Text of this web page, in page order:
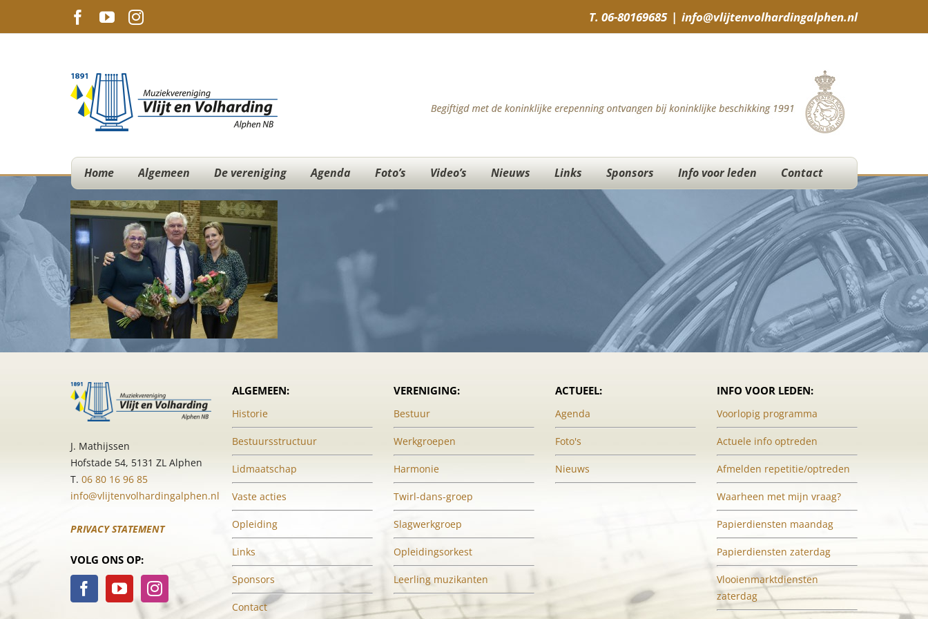
Facebook
YouTubeInstagram T. 06-80169685 | info@vlijtenvolhardingalphen.nl
Home Algemeen De vereniging Agenda Foto’s Video’s Nieuws Links Sponsors Info voor leden Contact
J. Mathijssen
Hofstade 54, 5131 ZL Alphen
T. 06 80 16 96 85
info@vlijtenvolhardingalphen.nl
PRIVACY STATEMENT
VOLG ONS OP:
ALGEMEEN:
Historie
Bestuursstructuur
Lidmaatschap
Vaste acties
Opleiding
Links
Sponsors
Contact
VERENIGING:
Bestuur
Werkgroepen
Harmonie
Twirl-dans-groep
Slagwerkgroep
Opleidingsorkest
Leerling muzikanten
ACTUEEL:
Agenda
Foto's
Nieuws
INFO VOOR LEDEN:
Voorlopig programma
Actuele info optreden
Afmelden repetitie/optreden
Waarheen met mijn vraag?
Papierdiensten maandag
Papierdiensten zaterdag
Vlooienmarktdiensten
zaterdag